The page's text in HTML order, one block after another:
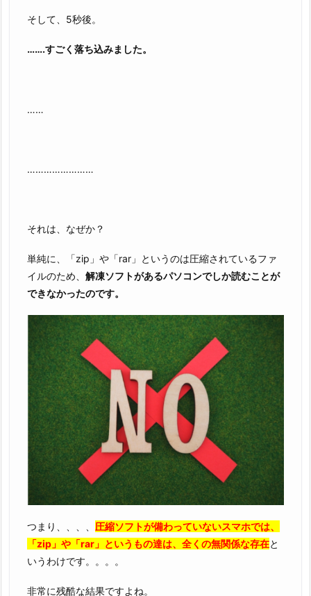
そして、5秒後。
…….すごく落ち込みました。
……
……………………
それは、なぜか？
単純に、「zip」や「rar」というのは圧縮されているファ
イルのため、 解凍ソフトがあるパソコンでしか読むことが
できなかったのです。
つまり、、、、 圧縮ソフトが備わっていないスマホでは、
「zip」や「rar」というもの達は、全くの無関係な存在と
いうわけです。。。。
非常に残酷な結果ですよね。